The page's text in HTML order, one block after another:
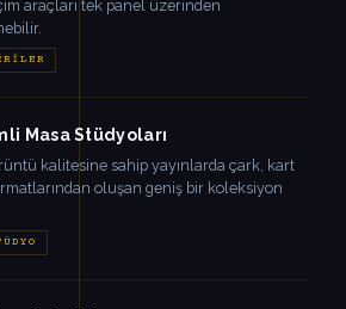
araçları tek panel üzerinden
Masa Stüdyoları
kalitesine sahip yayınlarda çark, kart
oluşan geniş bir koleksiyon